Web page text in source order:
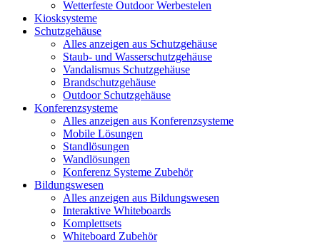
Wetterfeste Outdoor Werbestelen
Kiosksysteme
Schutzgehäuse
Alles anzeigen aus Schutzgehäuse
Staub- und Wasserschutzgehäuse
Vandalismus Schutzgehäuse
Brandschutzgehäuse
Outdoor Schutzgehäuse
Konferenzsysteme
Alles anzeigen aus Konferenzsysteme
Mobile Lösungen
Standlösungen
Wandlösungen
Konferenz Systeme Zubehör
Bildungswesen
Alles anzeigen aus Bildungswesen
Interaktive Whiteboards
Komplettsets
Whiteboard Zubehör